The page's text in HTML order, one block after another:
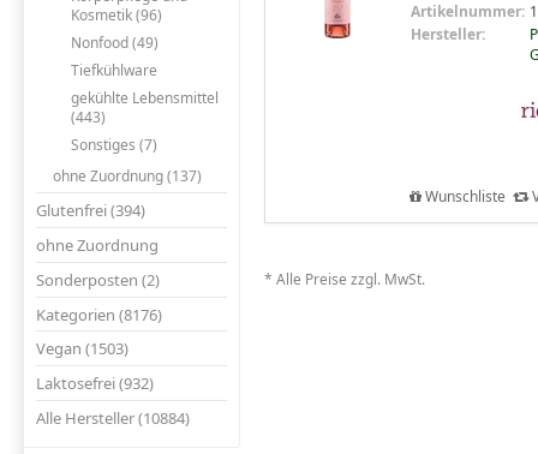
Kosmetik (96)
Nonfood (49)
Tiefkühlware
gekühlte Lebensmittel
(443)
Sonstiges (7)
ohne Zuordnung (137)
Glutenfrei (394)
ohne Zuordnung
Sonderposten (2)
Kategorien (8176)
Vegan (1503)
Laktosefrei (932)
Alle Hersteller (10884)
Artikelnummer:
Hersteller:
Wunschliste
* Alle Preise zzgl. MwSt.